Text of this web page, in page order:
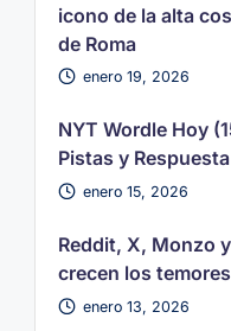
icono de la alta
de Roma
enero 19, 2026
NYT Wordle Hoy
Pistas y
enero 15, 2026
Reddit, X, Monzo
crecen los
enero 13, 2026